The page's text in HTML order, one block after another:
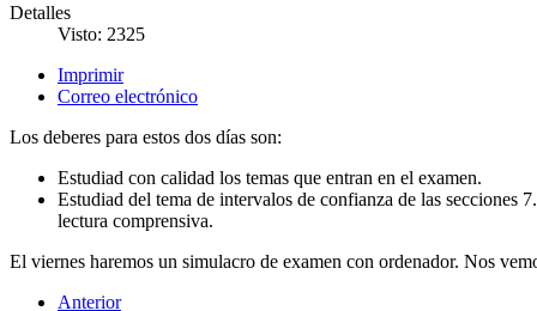
Detalles
Visto: 2325
Imprimir
Correo electrónico
Los deberes para estos dos días son:
Estudiad con calidad los temas que entran en el examen.
Estudiad del tema de intervalos de confianza de las secciones
lectura comprensiva.
El viernes haremos un simulacro de examen con ordenador. Nos
Anterior